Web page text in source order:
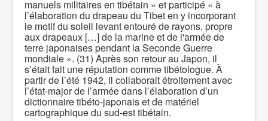
manuels militaires en tibétain » et participé « à
l’élaboration du drapeau du Tibet en y incorporant
le motif du soleil levant entouré de rayons, propre
aux drapeaux […] de la marine et de l'armée de
terre japonaises pendant la Seconde Guerre
mondiale ». (31) Après son retour au Japon, il
s’était fait une réputation comme tibétologue. À
partir de l’été 1942, il collaborait étroitement avec
l’état-major de l’armée dans l’élaboration d’un
dictionnaire tibéto-japonais et de matériel
cartographique du sud-est tibétain.